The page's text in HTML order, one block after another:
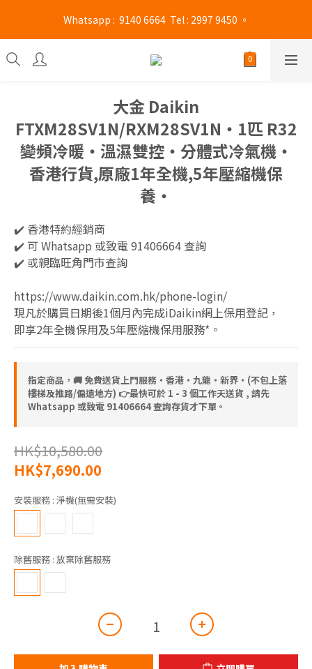
旺角門市營業時間 : (星期一至六 13:00 - 21:00 / 星期日及公眾假期
13:00 - 19:00)
Whatsapp :  9140 6664  Tel : 2997 9450 。
旺角門市營業時間 : (星期一至六 13:00 - 21:00 / 星期日及公眾假期
13:00 - 19:00)
大金 Daikin
FTXM28SV1N/RXM28SV1N‧1匹 R32
變頻冷暖‧溫濕雙控‧分體式冷氣機‧
香港行貨,原廠1年全機,5年壓縮機保
養‧
✔️ 香港特約經銷商
✔️ 可 Whatsapp 或致電 91406664 查詢
✔️ 或親臨旺角門市查詢
https://www.daikin.com.hk/phone-login/
現凡於購買日期後1個月內完成iDaikin網上保用登記，
即享2年全機保用及5年壓縮機保用服務*。
指定商品，🚚 免費送貨上門服務‧香港‧九龍‧新界‧(不包上落
樓梯及推路/偏遠地方) 👉最快可於 1 - 3 個工作天送貨 , 請先
Whatsapp 或致電 91406664 查詢存貨才下單。
HK$10,580.00
HK$7,690.00
安裝服務 : 淨機(無需安裝)
除舊服務 : 放棄除舊服務